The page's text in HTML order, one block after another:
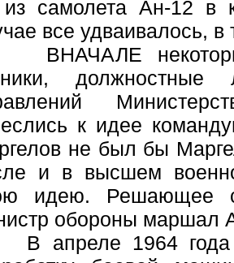
самолета Ан-12 в
все удваивалось,
некоторые
к идее
не был бы
и в высшем
идею. Решающее
обороны маршал
1964 года